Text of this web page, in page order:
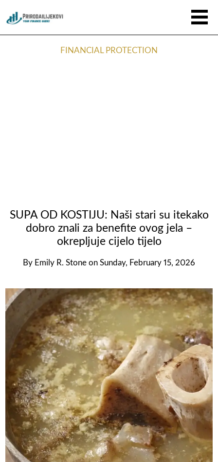
FINANCIAL PROTECTION
SUPA OD KOSTIJU: Naši stari su itekako
dobro znali za benefite ovog jela –
okrepljuje cijelo tijelo
By Emily R. Stone on Sunday, February 15, 2026